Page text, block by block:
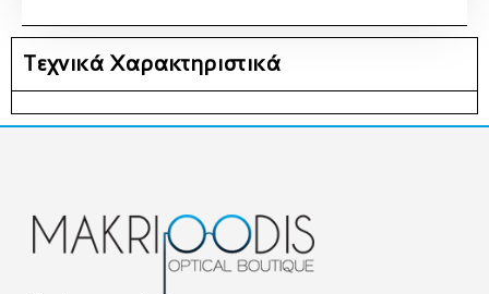
Τεχνικά Χαρακτηριστικά